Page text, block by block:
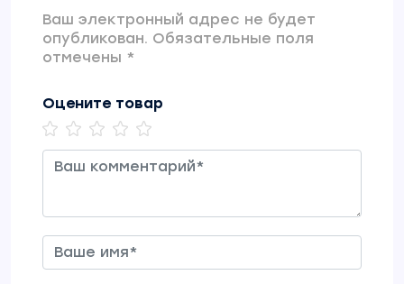
Ваш электронный адрес не будет
опубликован. Обязательные поля
отмечены *
Оцените товар